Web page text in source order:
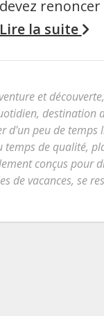
devez
Lire la suite
et découverte,
, destination
d'un peu de temps
temps de qualité,
conçus pour
de vacances, se